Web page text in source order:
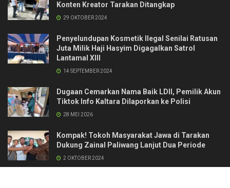
Konten Kreator Tarakan Ditangkap
29 OKTOBER 2024
Penyelundupan Kosmetik Ilegal Senilai Ratusan
Juta Milik Haji Hasyim Digagalkan Satrol
Lantamal XIII
14 SEPTEMBER 2024
Dugaan Cemarkan Nama Baik LDII, Pemilik Akun
Tiktok Info Kaltara Dilaporkan ke Polisi
28 MEI 2026
Kompak! Tokoh Masyarakat Jawa di Tarakan
Dukung Zainal Paliwang Lanjut Dua Periode
2 OKTOBER 2024